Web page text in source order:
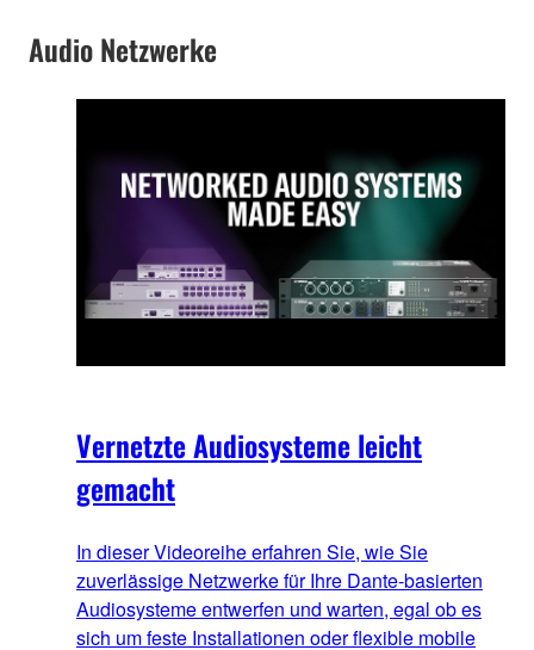
Audio Netzwerke
Vernetzte Audiosysteme leicht
gemacht
In dieser Videoreihe erfahren Sie, wie Sie
zuverlässige Netzwerke für Ihre Dante-basierten
Audiosysteme entwerfen und warten, egal ob es
sich um feste Installationen oder flexible mobile